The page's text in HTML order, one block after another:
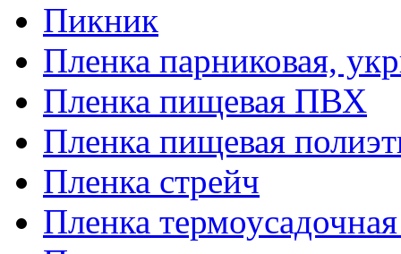
Пикник
Пленка парниковая,
Пленка пищевая ПВХ
Пленка пищевая
Пленка стрейч
Пленка